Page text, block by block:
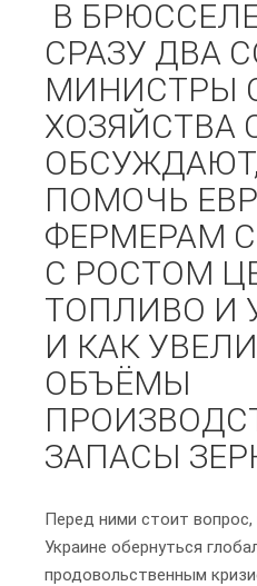
В
СРАЗУ ДВА
МИНИСТРЫ
ХОЗЯЙСТВА
ПОМОЧЬ
ФЕРМЕРАМ
С РОСТОМ
ТОПЛИВО И
И КАК
ОБЪЁМЫ
ЗАПАСЫ
Перед ними стоит
Украине обернуться
продовольственным